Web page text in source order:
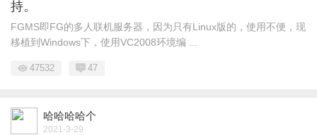
持。
FGMS即FG的多人联机服务器，因为只有Linux版的，使用不便，现
移植到Windows下，使用VC2008环境编 ...
47532 47
哈哈哈哈个
2021-3-29